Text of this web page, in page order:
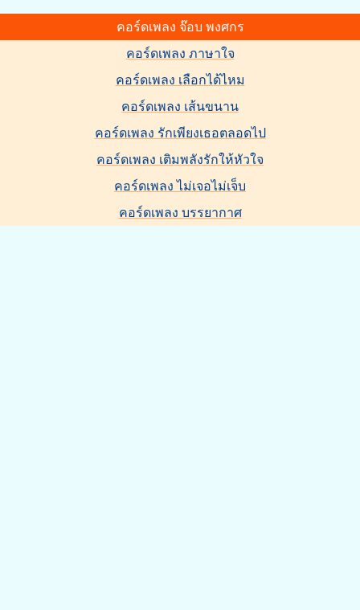
คอร์ดเพลง จ๊อบ พงศกร
คอร์ดเพลง ภาษาใจ
คอร์ดเพลง เลือกได้ไหม
คอร์ดเพลง เส้นขนาน
คอร์ดเพลง รักเพียงเธอตลอดไป
คอร์ดเพลง เติมพลังรักให้หัวใจ
คอร์ดเพลง ไม่เจอไม่เจ็บ
คอร์ดเพลง บรรยากาศ